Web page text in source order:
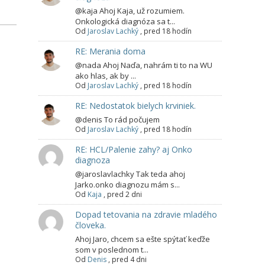
@kaja Ahoj Kaja, už rozumiem.
Onkologická diagnóza sa t...
Od Jaroslav Lachký , pred 18 hodín
RE: Merania doma
@nada Ahoj Naďa, nahrám ti to na WU
ako hlas, ak by ...
Od Jaroslav Lachký , pred 18 hodín
RE: Nedostatok bielych krviniek.
@denis To rád počujem
Od Jaroslav Lachký , pred 18 hodín
RE: HCL/Palenie zahy? aj Onko
diagnoza
@jaroslavlachky Tak teda ahoj
Jarko.onko diagnozu mám s...
Od Kaja , pred 2 dni
Dopad tetovania na zdravie mladého
človeka.
Ahoj Jaro, chcem sa ešte spýtať keďže
som v poslednom t...
Od Denis , pred 4 dni